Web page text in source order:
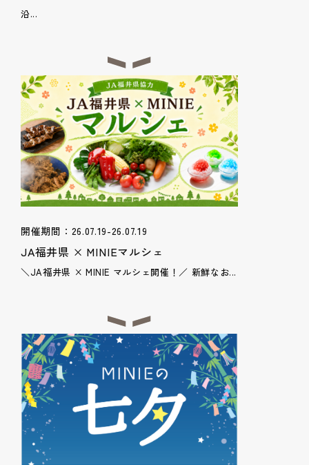
沿...
開催期間：26.07.19-26.07.19
JA福井県 × MINIEマルシェ
＼JA福井県 × MINIE マルシェ開催！／ 新鮮なお...